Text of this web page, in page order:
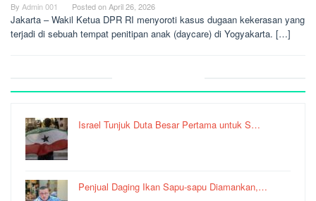
By Admin 001 Posted onApril 26, 2026
Jakarta – Wakil Ketua DPR RI menyoroti kasus dugaan kekerasan yang
terjadi di sebuah tempat penitipan anak (daycare) di Yogyakarta. […]
Israel Tunjuk Duta Besar Pertama untuk S…
Penjual Daging Ikan Sapu-sapu Diamankan,…